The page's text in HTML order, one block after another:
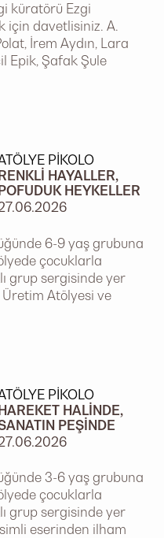
küratörü Ezgi
için davetlisiniz. A.
İrem Aydın, Lara
Epik, Şafak Şule
PIKOLO
RENKLI HAYALLER,
POFUDUK HEYKELLER
6-9 yaş grubuna
çocuklarla
grup sergisinde yer
Üretim Atölyesi ve
PIKOLO
HALINDE,
PEŞINDE
3-6 yaş grubuna
çocuklarla
grup sergisinde yer
eserinden ilham